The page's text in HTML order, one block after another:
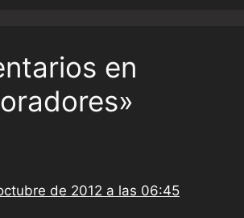
en
de 2012 a las 06:45